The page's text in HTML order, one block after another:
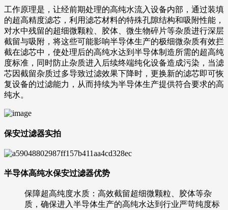
工作原理是，让经前期处理的高纯水流入设备内部，通过装填
的超高精度滤芯，利用滤芯材料的特殊孔隙结构和吸附性能，
对水中残留的超细微颗粒、胶体、微生物碎片等杂质进行深层
截留与吸附，将这些可能影响半导体生产的极细微杂质有效拦
截在滤芯中，使处理后的高纯水达到半导体制造所需的超高纯
度标准，同时防止杂质进入后续终端纯化设备造成污染，当滤
芯因截留杂质过多导致过滤效果下降时，更换新的滤芯即可恢
复设备的过滤能力，从而持续为半导体生产提供符合要求的高
纯水。
保安过滤器实拍
半导体高纯水保安过滤器优势
保障超高纯度水质：高效截留超细微颗粒、胶体等杂
质，确保进入半导体生产的高纯水达到行业严苛纯度标